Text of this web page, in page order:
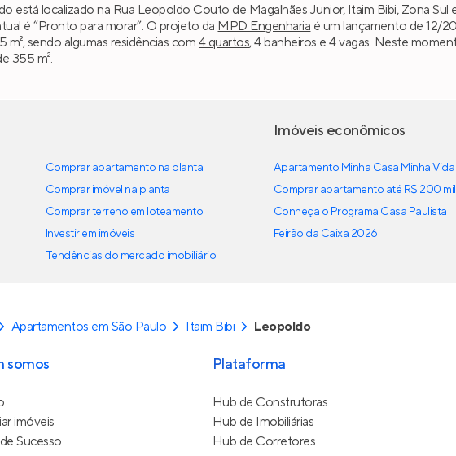
está localizado na Rua Leopoldo Couto de Magalhães Junior, Itaim Bibi, Zona Sul
é “Pronto para morar”. O projeto da MPD Engenharia é um lançamento de 12/
m², sendo algumas residências com 4 quartos, 4 banheiros e 4 vagas. Neste
355 m².
Comprar apartamento na planta
Comprar imóvel na planta
Comprar terreno em loteamento
Investir em imóveis
Tendências do mercado imobiliário
Imóveis econômicos
Apartamento Minha Casa Minha Vida
Comprar apartamento até R$ 200 mil
Conheça o Programa Casa Paulista
Feirão da Caixa 2026
Apartamentos em São Paulo Itaim Bibi Leopoldo
somos
imóveis
Sucesso
Plataforma
Hub de Construtoras
Hub de Imobiliárias
Hub de Corretores